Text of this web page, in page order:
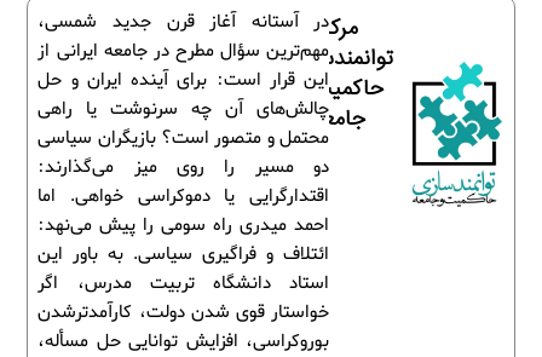
در آستانه آغاز قرن جدید شمسی،
مهم‌ترین سؤال مطرح در جامعه ایرانی از
این قرار است: برای آینده ایران و حل
چالش‌های آن چه سرنوشت یا راهی
محتمل و متصور است؟ بازیگران سیاسی
دو مسیر را روی میز می‌گذارند:
اقتدارگرایی یا دموکراسی خواهی. اما
احمد میدری راه سومی را پیش می‌نهد:
ائتلاف و فراگیری سیاسی. به باور این
استاد دانشگاه تربیت مدرس، اگر
خواستار قوی شدن دولت، کارآمدترشدن
بوروکراسی، افزایش توانایی حل مسأله،
مرکز
توانمندسازی
حاکمیت و
جامعه